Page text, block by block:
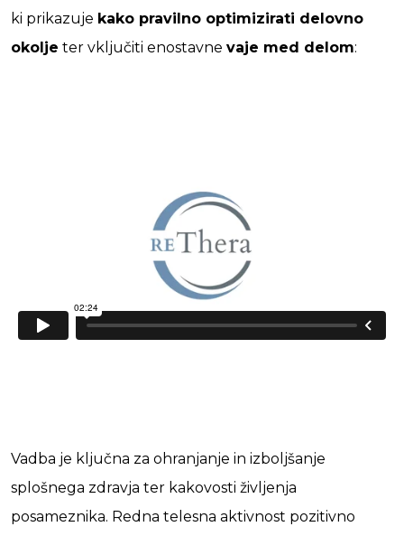
ki prikazuje kako pravilno optimizirati delovno
okolje ter vključiti enostavne vaje med delom:
Vadba je ključna za ohranjanje in izboljšanje
splošnega zdravja ter kakovosti življenja
posameznika. Redna telesna aktivnost pozitivno